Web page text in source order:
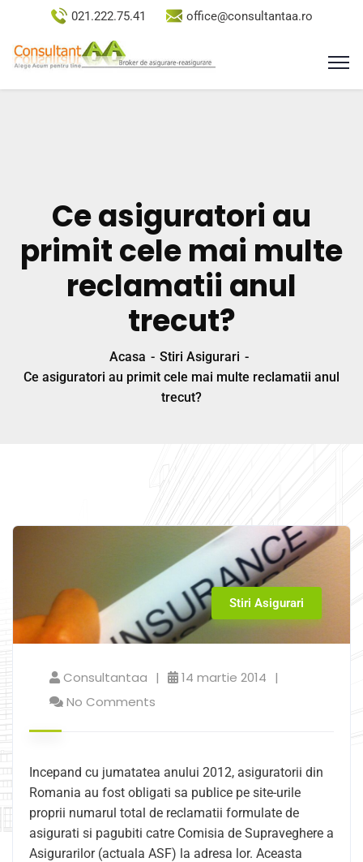
021.222.75.41 office@consultantaa.ro
Ce asiguratori au
primit cele mai multe
reclamatii anul
trecut?
Acasa
Stiri Asigurari
Ce asiguratori au primit cele mai multe reclamatii anul
trecut?
Stiri Asigurari
Consultantaa
14 martie 2014
No Comments
Incepand cu jumatatea anului 2012, asiguratorii din
Romania au fost obligati sa publice pe site-urile
proprii numarul total de reclamatii formulate de
asigurati si pagubiti catre Comisia de Supraveghere a
Asigurarilor (actuala ASF) la adresa lor. Aceasta